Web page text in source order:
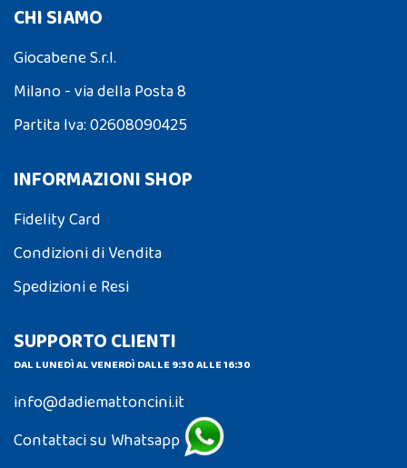
CHI SIAMO
Giocabene S.r.l.
Milano - via della Posta 8
Partita Iva: 02608090425
INFORMAZIONI SHOP
Fidelity Card
Condizioni di Vendita
Spedizioni e Resi
SUPPORTO CLIENTI
DAL LUNEDÌ AL VENERDÌ DALLE 9:30 ALLE 16:30
info@dadiemattoncini.it
Contattaci su Whatsapp